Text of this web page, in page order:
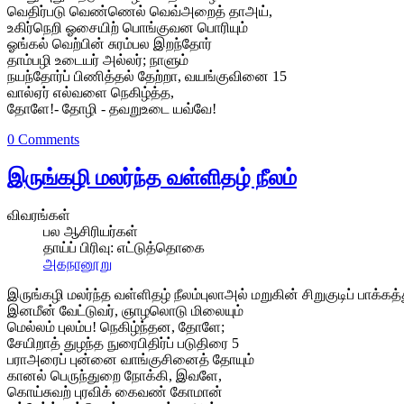
வெதிர்படு வெண்ணெல் வெவ்அறைத் தாஅய்,
உகிர்நெறி ஓசையிற் பொங்குவன பொரியும்
ஓங்கல் வெற்பின் சுரம்பல இறந்தோர்
தாம்பழி உடையர் அல்லர்; நாளும்
நயந்தோர்ப் பிணித்தல் தேற்றா, வயங்குவினை 15
வால்ஏர் எல்வளை நெகிழ்த்த,
தோளே!- தோழி - தவறுஉடை யவ்வே!
0 Comments
இருங்கழி மலர்ந்த வள்ளிதழ் நீலம்
விவரங்கள்
பல ஆசிரியர்கள்
தாய்ப் பிரிவு: எட்டுத்தொகை
அகநானூறு
இருங்கழி மலர்ந்த வள்ளிதழ் நீலம்புலாஅல் மறுகின் சிறுகுடிப்
இனமீன் வேட்டுவர், ஞாழலொடு மிலையும்
மெல்லம் புலம்ப! நெகிழ்ந்தன, தோளே;
சேயிறாத் துழந்த நுரைபிதிர்ப் படுதிரை 5
பராஅரைப் புன்னை வாங்குசினைத் தோயும்
கானல் பெருந்துறை நோக்கி, இவளே,
கொய்சுவற் புரவிக் கைவண் கோமான்